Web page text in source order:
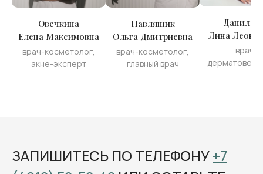
Овечкина
Елена Максимовна
врач-косметолог,
акне-эксперт
Павляшик
Ольга Дмитриевна
врач-косметолог,
главный врач
Лина
врач-
ЗАПИШИТЕСЬ ПО ТЕЛЕФОНУ+7